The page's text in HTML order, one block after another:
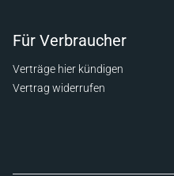
Für Verbraucher
Verträge hier kündigen
Vertrag widerrufen